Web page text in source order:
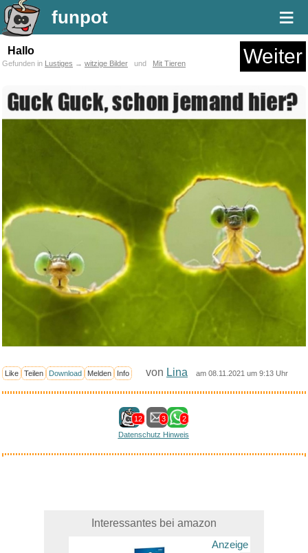
funpot ≡
Hallo Weiter
Gefunden in Lustiges → witzige Bilder und Mit Tieren
Like Teilen Download Melden Info von Lina am 08.11.2021 um 9:13 Uhr
12 3
2
Datenschutz Hinweis
Interessantes bei amazon
Anzeige